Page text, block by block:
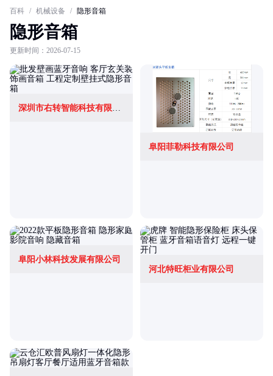
百科 / 机械设备 / 隐形音箱
隐形音箱
更新时间：2026-07-15
深圳市右转智能科技有限责任公司
阜阳菲勒科技有限公司
阜阳小林科技发展有限公司
河北特旺柜业有限公司